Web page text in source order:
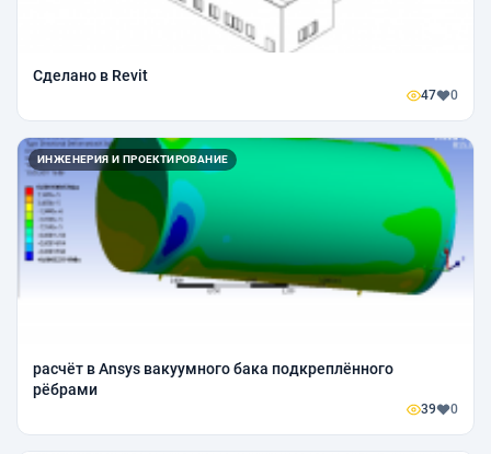
Сделано в Revit
47 0
ИНЖЕНЕРИЯ И ПРОЕКТИРОВАНИЕ
расчёт в Ansys вакуумного бака подкреплённого
рёбрами
39 0